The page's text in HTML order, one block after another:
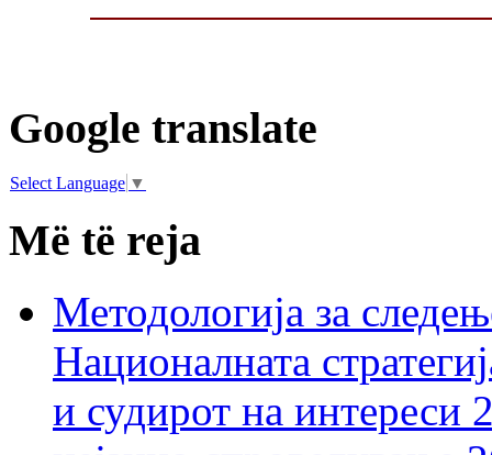
Google translate
Select Language ▼
Më të reja
Методологија за
Националната
и судирот на интереси